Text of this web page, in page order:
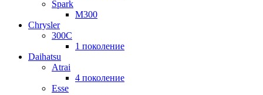
Spark
M300
Chrysler
300C
1 поколение
Daihatsu
Atrai
4 поколение
Esse